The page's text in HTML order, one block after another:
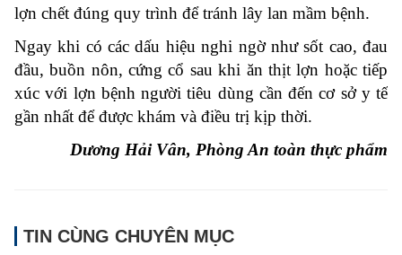
lợn chết đúng quy trình để tránh lây lan mầm bệnh.
Ngay khi có các dấu hiệu nghi ngờ như sốt cao, đau
đầu, buồn nôn, cứng cổ sau khi ăn thịt lợn hoặc tiếp
xúc với lợn bệnh người tiêu dùng cần đến cơ sở y tế
gần nhất để được khám và điều trị kịp thời.
Dương Hải Vân, Phòng An toàn thực phẩm
TIN CÙNG CHUYÊN MỤC